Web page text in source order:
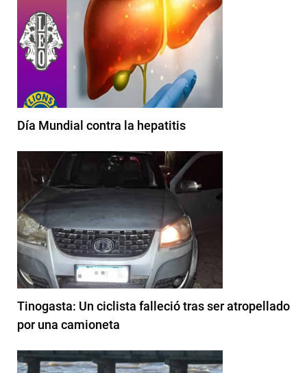
Día Mundial contra la hepatitis
Tinogasta: Un ciclista falleció tras ser atropellado
por una camioneta